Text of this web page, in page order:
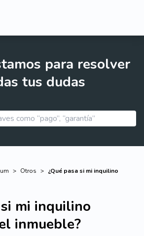
para resolver
tus dudas
> Otros > ¿Qué pasa si mi inquilino
mi inquilino
inmueble?